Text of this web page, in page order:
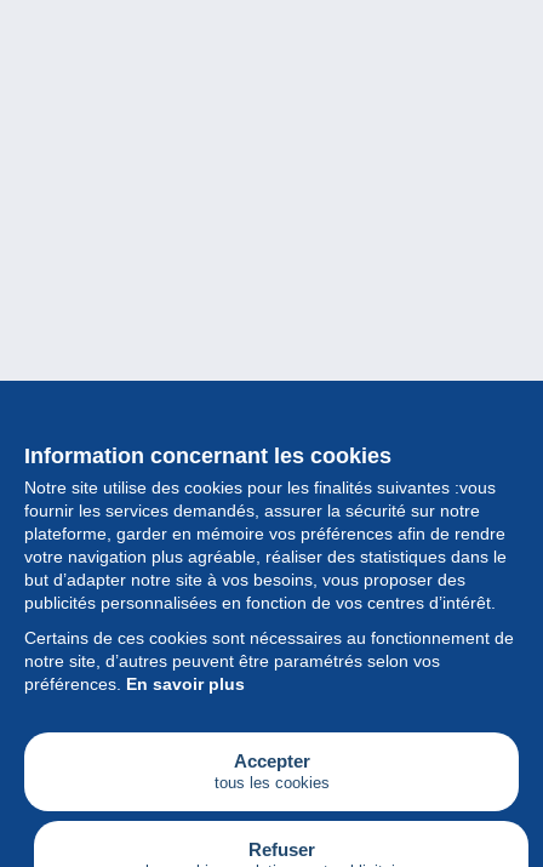
Information concernant les cookies
Notre site utilise des cookies pour les finalités suivantes :vous
fournir les services demandés, assurer la sécurité sur notre
plateforme, garder en mémoire vos préférences afin de rendre
votre navigation plus agréable, réaliser des statistiques dans le
but d’adapter notre site à vos besoins, vous proposer des
publicités personnalisées en fonction de vos centres d’intérêt.
Certains de ces cookies sont nécessaires au fonctionnement de
notre site, d’autres peuvent être paramétrés selon vos
préférences. En savoir plus
Accepter
tous les cookies
Refuser
Collection
Actualités
Fonctionnalités
Société
Services
Articles